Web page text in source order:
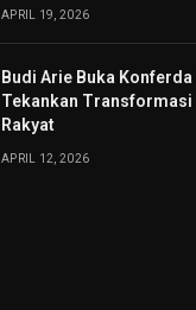
APRIL 19, 2026
Budi Arie Buka Konferda
Tekankan Transformasi
Rakyat
APRIL 12, 2026